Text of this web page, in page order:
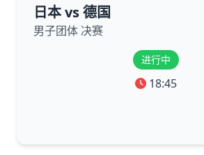
日本 vs 德国
男子团体 决赛
进行中
18:45